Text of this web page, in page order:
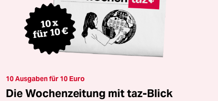
10 Ausgaben für 10 Euro
Die Wochenzeitung mit taz-Blick